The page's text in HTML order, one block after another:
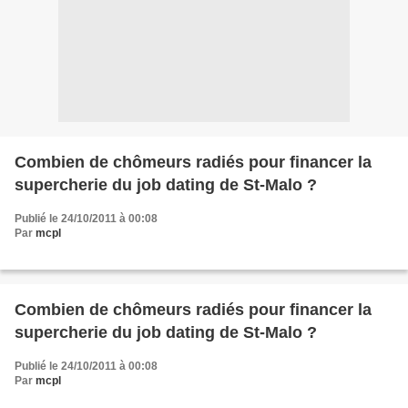
Combien de chômeurs radiés pour financer la
supercherie du job dating de St-Malo ?
Publié le 24/10/2011 à 00:08
Par mcpl
Combien de chômeurs radiés pour financer la
supercherie du job dating de St-Malo ?
Publié le 24/10/2011 à 00:08
Par mcpl